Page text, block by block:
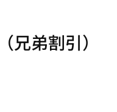
弟割引）